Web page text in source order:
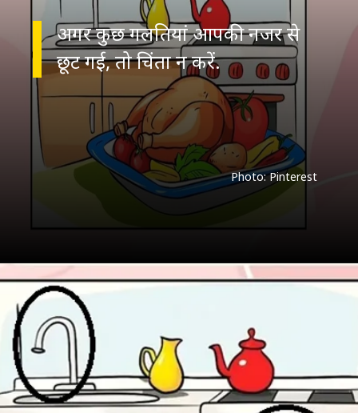
अगर कुछ गलतियां आपकी नजर से
छूट गई, तो चिंता न करें.
Photo: Pinterest